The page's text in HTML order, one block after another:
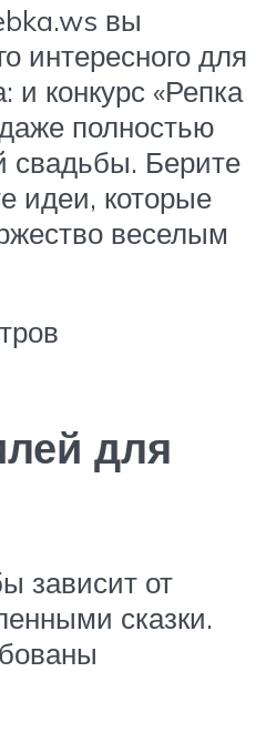
вы
интересного для
и конкурс «Репка
полностью
свадьбы. Берите
идеи, которые
веселым
для
зависит от
сказки.